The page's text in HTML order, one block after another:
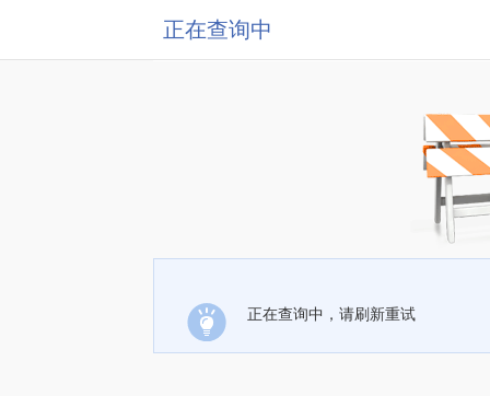
正在查询中
正在查询中，请刷新重试